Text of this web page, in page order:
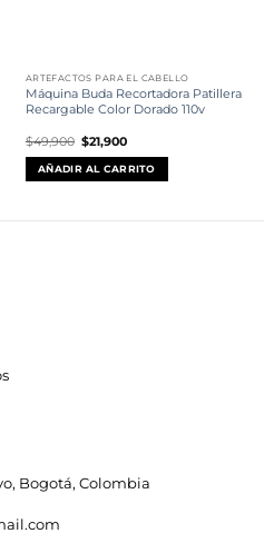
ARTEFACTOS PARA EL CABELLO
Máquina Buda Recortadora Patillera
Recargable Color Dorado 110v
$49,900 El
precio
original
era:
$49,900.
$21,900El
actual
es:
$21,900.
AÑADIR AL CARRITO
Bogotá, Colombia